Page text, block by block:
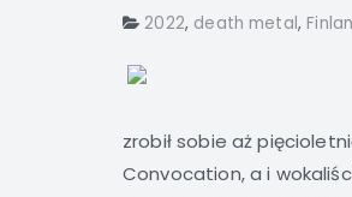
2022, death metal,
zrobił sobie aż
Convocation, a i